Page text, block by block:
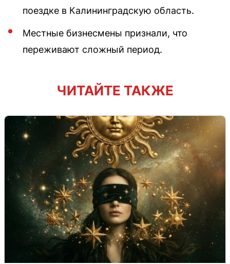
поездке в Калининградскую область.
Местные бизнесмены признали, что
переживают сложный период.
ЧИТАЙТЕ ТАКЖЕ